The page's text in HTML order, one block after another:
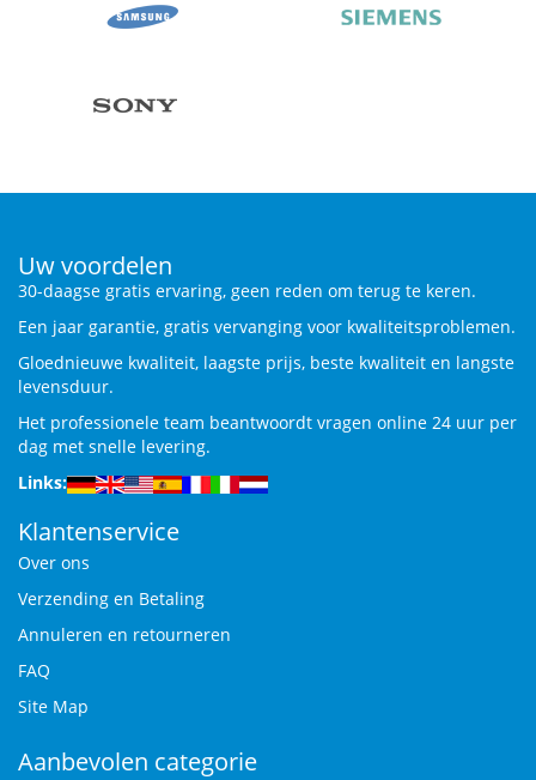
Uw voordelen
30-daagse gratis ervaring, geen reden om terug te keren.
Een jaar garantie, gratis vervanging voor kwaliteitsproblemen.
Gloednieuwe kwaliteit, laagste prijs, beste kwaliteit en langste
levensduur.
Het professionele team beantwoordt vragen online 24 uur per
dag met snelle levering.
Links:
Klantenservice
Over ons
Verzending en Betaling
Annuleren en retourneren
FAQ
Site Map
Aanbevolen categorie